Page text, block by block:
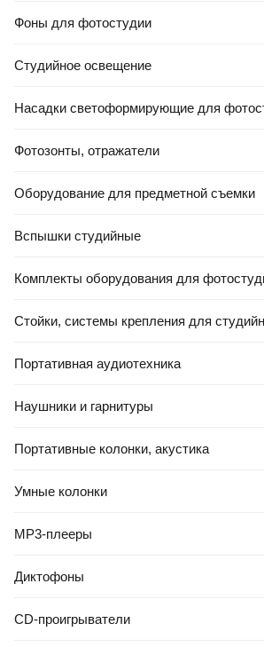
Фоны для фотостудии
Студийное освещение
Насадки светоформирующие для
Фотозонты, отражатели
Оборудование для предметной съемки
Вспышки студийные
Комплекты оборудования для
Стойки, системы крепления для
Портативная аудиотехника
Наушники и гарнитуры
Портативные колонки, акустика
Умные колонки
MP3-плееры
Диктофоны
CD-проигрыватели